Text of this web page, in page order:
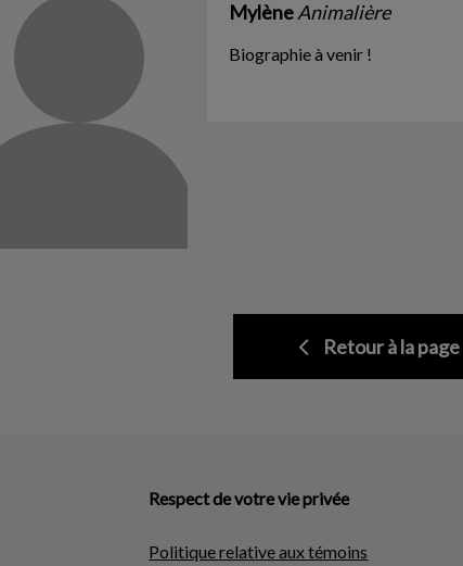
MylèneAnimalière
Biographie à venir !
Retour à la
Respect de votre vie privée
Politique relative aux témoins